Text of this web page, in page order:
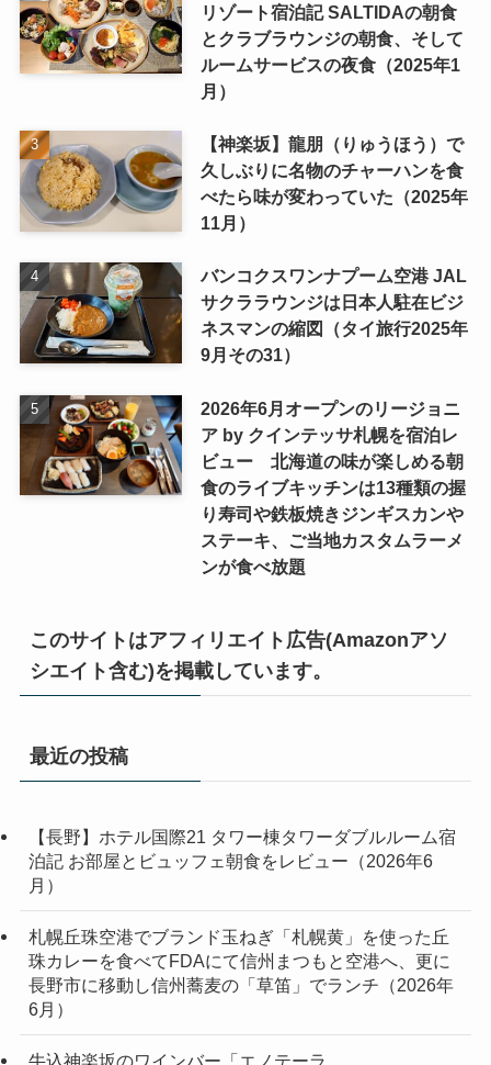
リゾート宿泊記 SALTIDAの朝食
とクラブラウンジの朝食、そして
ルームサービスの夜食（2025年1
月）
【神楽坂】龍朋（りゅうほう）で
久しぶりに名物のチャーハンを食
べたら味が変わっていた（2025年
11月）
バンコクスワンナプーム空港 JAL
サクララウンジは日本人駐在ビジ
ネスマンの縮図（タイ旅行2025年
9月その31）
2026年6月オープンのリージョニ
ア by クインテッサ札幌を宿泊レ
ビュー 北海道の味が楽しめる朝
食のライブキッチンは13種類の握
り寿司や鉄板焼きジンギスカンや
ステーキ、ご当地カスタムラーメ
ンが食べ放題
このサイトはアフィリエイト広告(Amazonアソ
シエイト含む)を掲載しています。
最近の投稿
【長野】ホテル国際21 タワー棟タワーダブルルーム宿
泊記 お部屋とビュッフェ朝食をレビュー（2026年6
月）
札幌丘珠空港でブランド玉ねぎ「札幌黄」を使った丘
珠カレーを食べてFDAにて信州まつもと空港へ、更に
長野市に移動し信州蕎麦の「草笛」でランチ（2026年
6月）
牛込神楽坂のワインバー「エノテーラ